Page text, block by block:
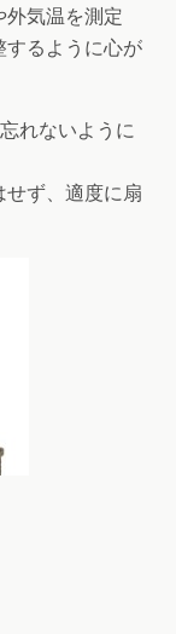
外気温を測定
するように心が
れないように
ず、適度に扇